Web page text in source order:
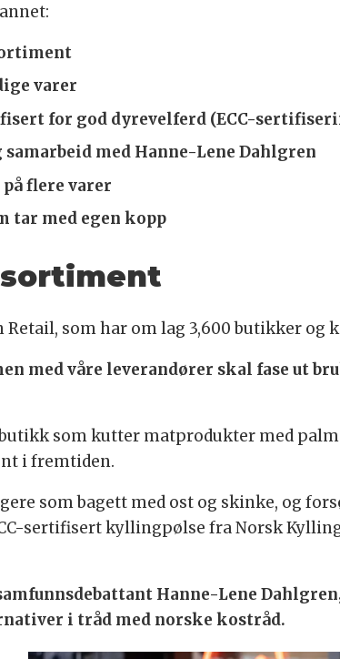
varer
for god dyrevelferd (ECC-
med Hanne-Lene Dahlgren
flere varer
tar med egen kopp
Retail, som har om lag 3,600 butikker og
med våre leverandører skal fase ut
som kutter matprodukter med
i fremtiden.
som bagett med ost og skinke, og
sertifisert kyllingpølse fra Norsk
Hanne-Lene
i tråd med norske kostråd.